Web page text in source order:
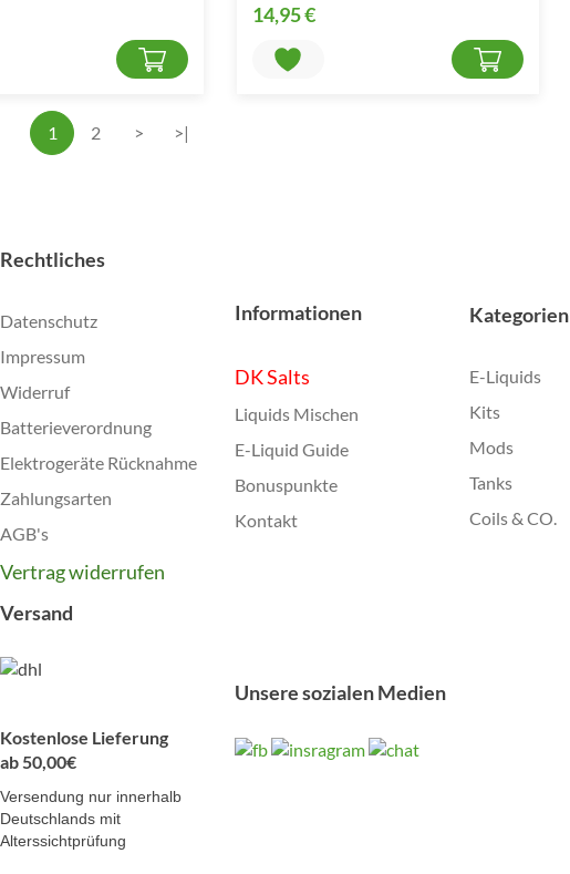
14,95 €
1 2 > >|
Rechtliches
Datenschutz
Impressum
Widerruf
Batterieverordnung
Elektrogeräte Rücknahme
Zahlungsarten
AGB's
Vertrag widerrufen
Informationen
DK Salts
Liquids Mischen
E-Liquid Guide
Bonuspunkte
Kontakt
Kategorien
E-Liquids
Kits
Mods
Tanks
Coils & CO.
Versand
Kostenlose Lieferung
ab 50,00€
Versendung nur innerhalb
Deutschlands mit
Alterssichtprüfung
Unsere sozialen Medien